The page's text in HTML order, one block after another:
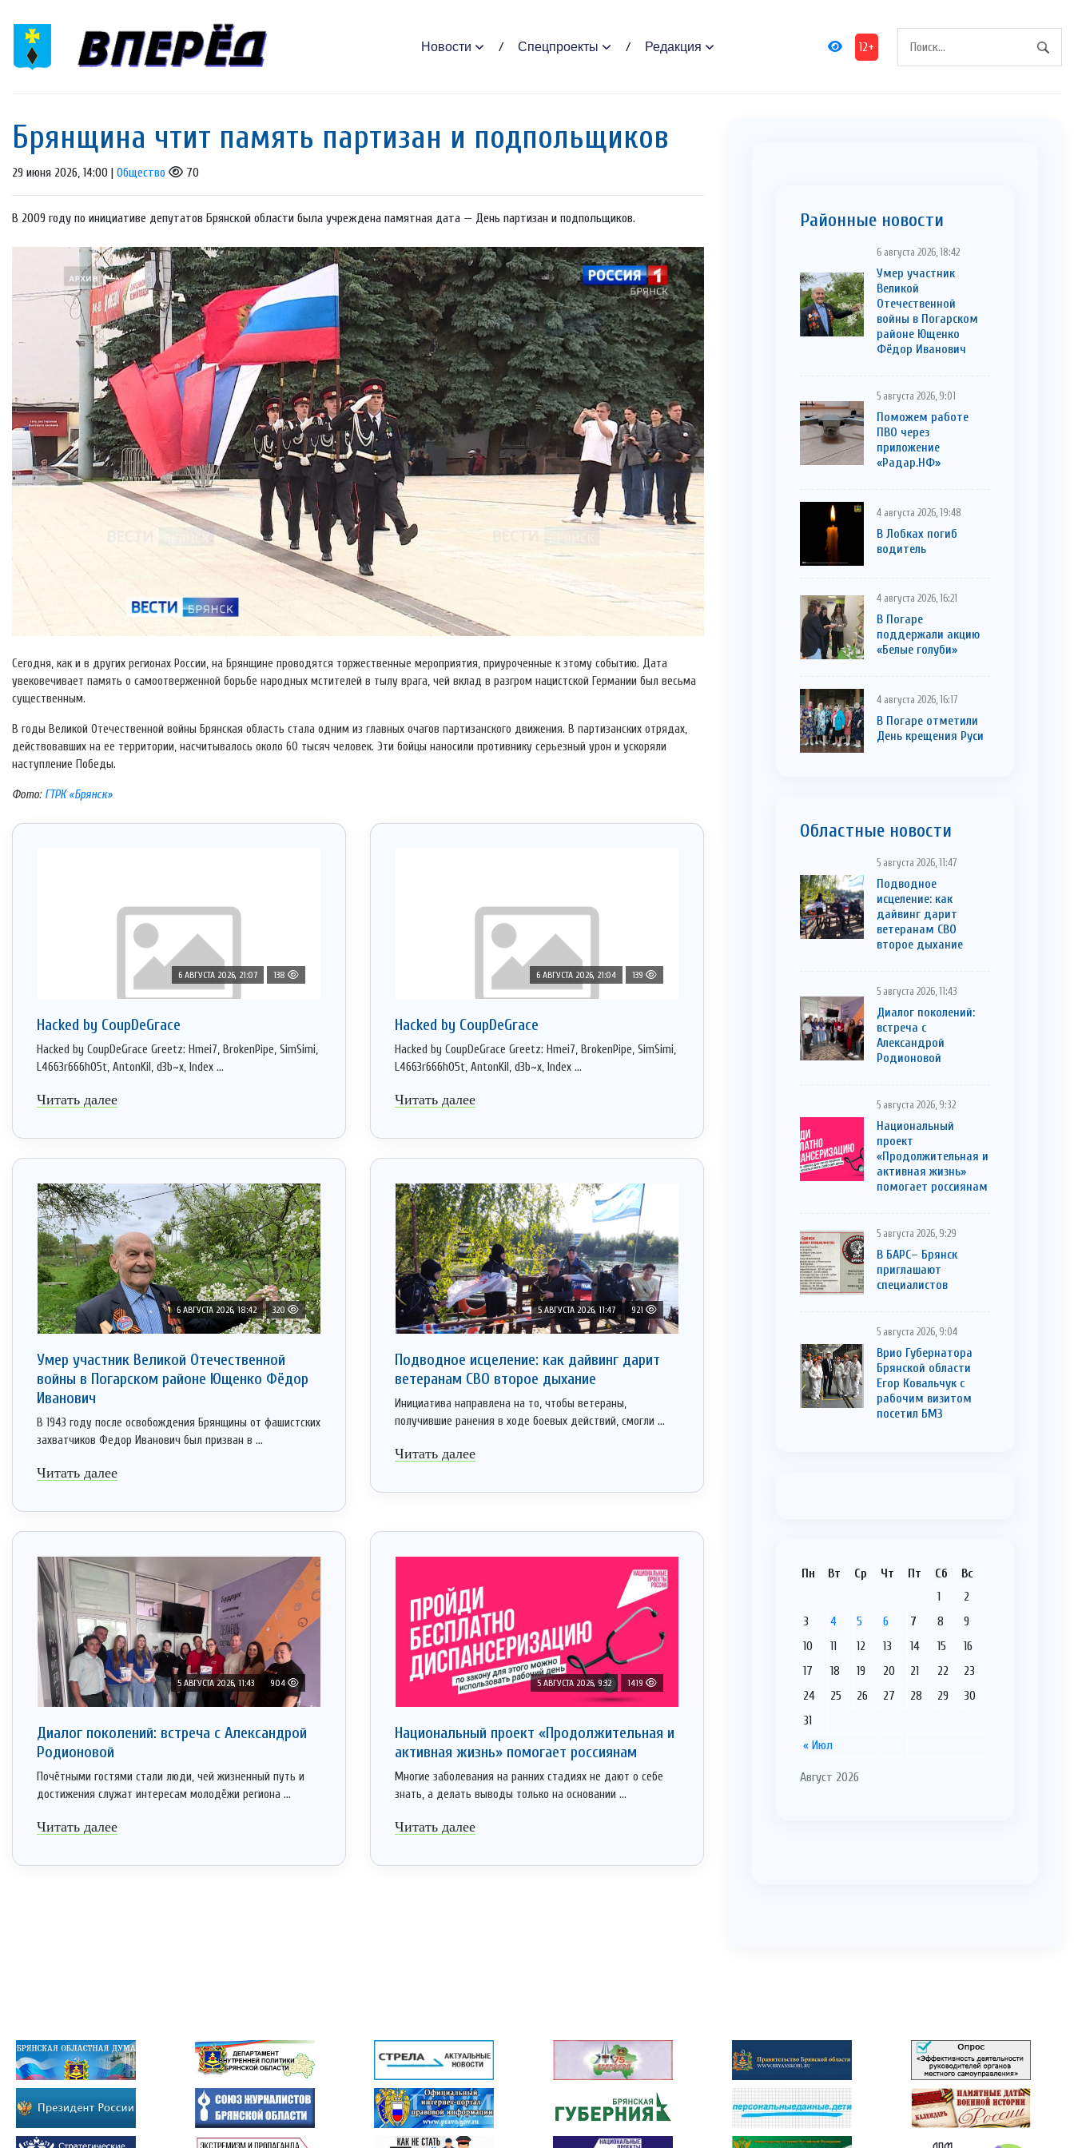
Новости Спецпроекты Редакция 12+
Брянщина чтит память партизан и подпольщиков
29 июня 2026, 14:00 | Общество 70
В 2009 году по инициативе депутатов Брянской области была учреждена памятная дата — День партизан и подпольщиков.
Сегодня, как и в других регионах России, на Брянщине проводятся торжественные мероприятия, приуроченные к этому событию. Дата
увековечивает память о самоотверженной борьбе народных мстителей в тылу врага, чей вклад в разгром нацистской Германии был весьма
существенным.
В годы Великой Отечественной войны Брянская область стала одним из главных очагов партизанского движения. В партизанских отрядах,
действовавших на ее территории, насчитывалось около 60 тысяч человек. Эти бойцы наносили противнику серьезный урон и ускоряли
наступление Победы.
Фото: ГТРК «Брянск»
6 АВГУСТА 2026, 21:07 138
Hacked by CoupDeGrace
Hacked by CoupDeGrace Greetz: Hmei7, BrokenPipe, SimSimi,
L4663r666h05t, AntonKil, d3b~x, Index ...
Читать далее
6 АВГУСТА 2026, 21:04 139
Hacked by CoupDeGrace
Hacked by CoupDeGrace Greetz: Hmei7, BrokenPipe, SimSimi,
L4663r666h05t, AntonKil, d3b~x, Index ...
Читать далее
6 АВГУСТА 2026, 18:42 320
Умер участник Великой Отечественной
войны в Погарском районе Ющенко Фёдор
Иванович
В 1943 году после освобождения Брянщины от фашистских
захватчиков Федор Иванович был призван в ...
Читать далее
5 АВГУСТА 2026, 11:47 921
Подводное исцеление: как дайвинг дарит
ветеранам СВО второе дыхание
Инициатива направлена на то, чтобы ветераны,
получившие ранения в ходе боевых действий, смогли ...
Читать далее
5 АВГУСТА 2026, 11:43 904
Диалог поколений: встреча с Александрой
Родионовой
Почётными гостями стали люди, чей жизненный путь и
достижения служат интересам молодёжи региона ...
Читать далее
5 АВГУСТА 2026, 9:32 1419
Национальный проект «Продолжительная и
активная жизнь» помогает россиянам
Многие заболевания на ранних стадиях не дают о себе
знать, а делать выводы только на основании ...
Читать далее
Районные новости
6 августа 2026, 18:42
Умер участник
Великой
Отечественной
войны в Погарском
районе Ющенко
Фёдор Иванович
5 августа 2026, 9:01
Поможем работе
ПВО через
приложение
«Радар.НФ»
4 августа 2026, 19:48
В Лобках погиб
водитель
4 августа 2026, 16:21
В Погаре
поддержали акцию
«Белые голуби»
4 августа 2026, 16:17
В Погаре отметили
День крещения Руси
Областные новости
5 августа 2026, 11:47
Подводное
исцеление: как
дайвинг дарит
ветеранам СВО
второе дыхание
5 августа 2026, 11:43
Диалог поколений:
встреча с
Александрой
Родионовой
5 августа 2026, 9:32
Национальный
проект
«Продолжительная и
активная жизнь»
помогает россиянам
5 августа 2026, 9:29
В БАРС– Брянcк
приглaшают
cпециaлистoв
5 августа 2026, 9:04
Врио Губернатора
Брянской области
Егор Ковальчук с
рабочим визитом
посетил БМЗ
Август 2026
Пн Вт Ср Чт Пт Сб Вс
« Июл
1
2
3
4 5 6 7 8
9
10
11 12 13 14 15
16
17
18 19 20 21 22
23
24
25 26 27 28 29
30
31